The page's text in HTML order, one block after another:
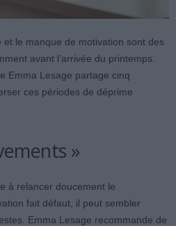
le manque de motivation sont des
avant l’arrivée du printemps.
Emma Lesage partage cinq
ces périodes de déprime
»
à relancer doucement le
fait défaut, il peut sembler
Emma Lesage recommande de